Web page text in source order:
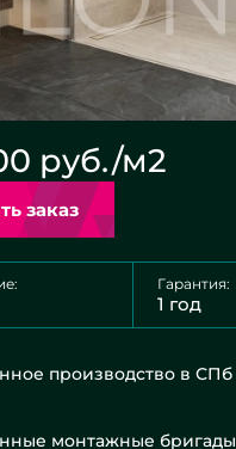
руб./м2
Оформить заказ
Гарантия:
1 год
производство в СПб
монтажные бригады